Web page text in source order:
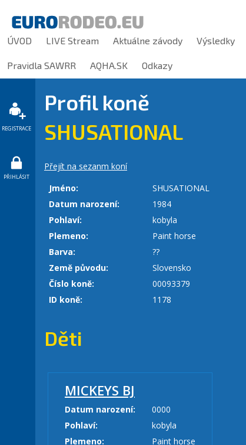
ÚVOD LIVE Stream Aktuálne závody Výsledky
Pravidla SAWRR AQHA.SK Odkazy
REGISTRACE
PŘIHLÁSIT
Profil koně
SHUSATIONAL
Přejít na sezanm koní
Jméno:
SHUSATIONAL
Datum narození:
1984
Pohlaví:
kobyla
Plemeno:
Paint horse
Barva:
??
Země původu:
Slovensko
Číslo koně:
00093379
ID koně:
1178
Děti
MICKEYS BJ
Datum narození:
0000
Pohlaví:
kobyla
Plemeno:
Paint horse